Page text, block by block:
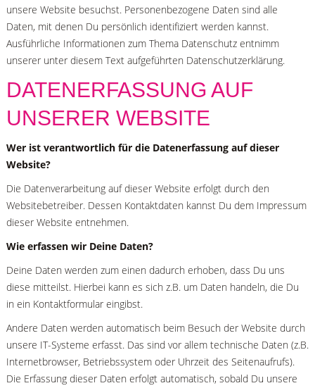
unsere Website besuchst. Personenbezogene Daten sind alle
Daten, mit denen Du persönlich identifiziert werden kannst.
Ausführliche Informationen zum Thema Datenschutz entnimm
unserer unter diesem Text aufgeführten Datenschutzerklärung.
DATENERFASSUNG AUF
UNSERER WEBSITE
Wer ist verantwortlich für die Datenerfassung auf dieser
Website?
Die Datenverarbeitung auf dieser Website erfolgt durch den
Websitebetreiber. Dessen Kontaktdaten kannst Du dem Impressum
dieser Website entnehmen.
Wie erfassen wir Deine Daten?
Deine Daten werden zum einen dadurch erhoben, dass Du uns
diese mitteilst. Hierbei kann es sich z.B. um Daten handeln, die Du
in ein Kontaktformular eingibst.
Andere Daten werden automatisch beim Besuch der Website durch
unsere IT-Systeme erfasst. Das sind vor allem technische Daten (z.B.
Internetbrowser, Betriebssystem oder Uhrzeit des Seitenaufrufs).
Die Erfassung dieser Daten erfolgt automatisch, sobald Du unsere